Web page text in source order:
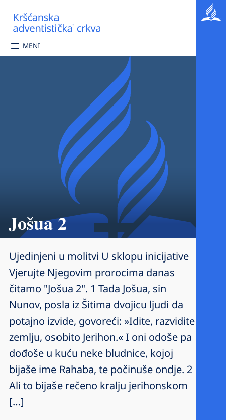
MENI
Jošua 2
Ujedinjeni u molitvi U sklopu inicijative
Vjerujte Njegovim prorocima danas
čitamo "Jošua 2". 1 Tada Jošua, sin
Nunov, posla iz Šitima dvojicu ljudi da
potajno izvide, govoreći: »Idite, razvidite
zemlju, osobito Jerihon.« I oni odoše pa
dođoše u kuću neke bludnice, kojoj
bijaše ime Rahaba, te počinuše ondje. 2
Ali to bijaše rečeno kralju jerihonskom
[…]